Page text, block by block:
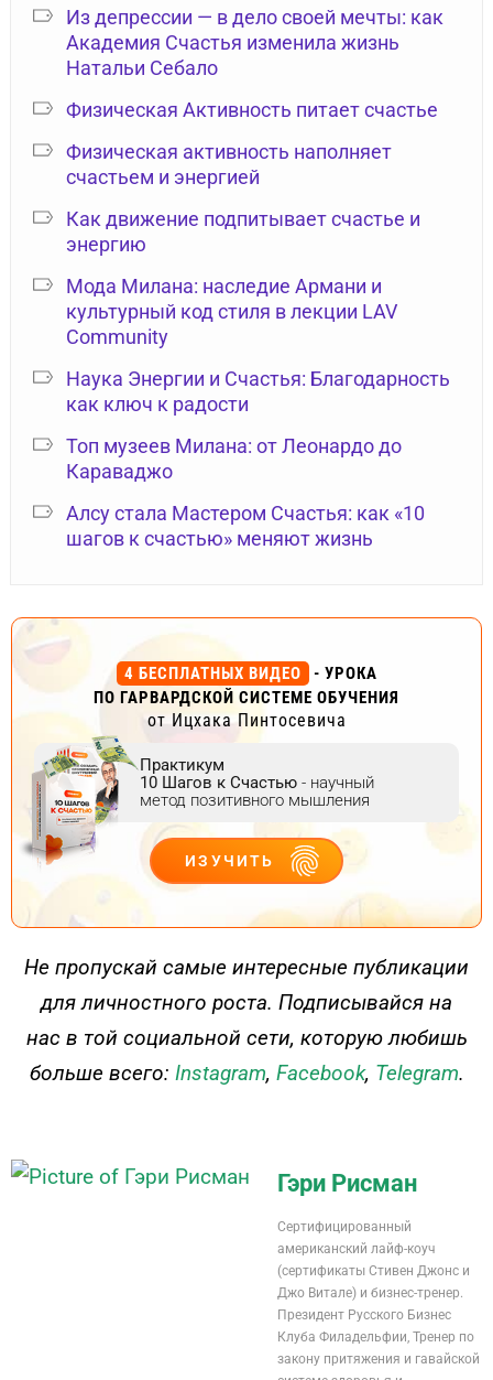
Из депрессии — в дело своей мечты: как
Академия Счастья изменила жизнь
Натальи Себало
Физическая Активность питает счастье
Физическая активность наполняет
счастьем и энергией
Как движение подпитывает счастье и
энергию
Мода Милана: наследие Армани и
культурный код стиля в лекции LAV
Community
Наука Энергии и Счастья: Благодарность
как ключ к радости
Топ музеев Милана: от Леонардо до
Караваджо
Алсу стала Мастером Счастья: как «10
шагов к счастью» меняют жизнь
4 БЕСПЛАТНЫХ ВИДЕО
- УРОКА
ПО ГАРВАРДСКОЙ СИСТЕМЕ ОБУЧЕНИЯ
от Ицхака Пинтосевича
Практикум
10 Шагов к Счастью - научный
метод позитивного мышления
ИЗУЧИТЬ
ДЕЙСТВУЙ
Не пропускай самые интересные публикации
для личностного роста. Подписывайся на
нас в той социальной сети, которую любишь
больше всего: Instagram, Facebook, Telegram.
Гэри Рисман
Сертифицированный
американский лайф-коуч
(сертификаты Стивен Джонс и
Джо Витале) и бизнес-тренер.
Президент Русского Бизнес
Клуба Филадельфии, Тренер по
закону притяжения и гавайской